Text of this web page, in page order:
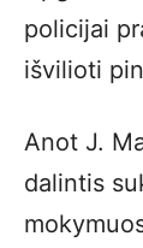
policijai
išvilioti
Anot J.
dalintis